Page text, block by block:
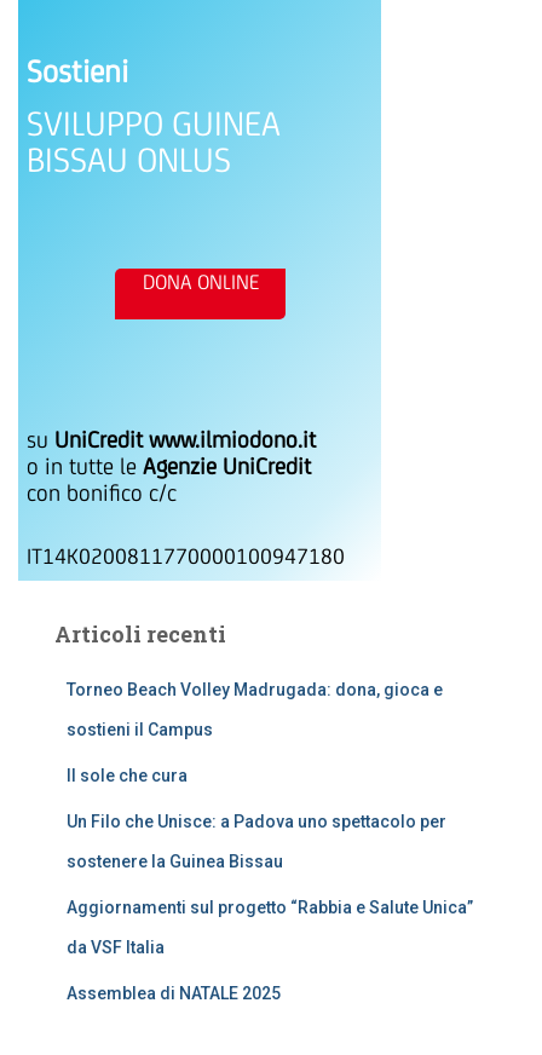
Sostieni
SVILUPPO GUINEA
BISSAU ONLUS
su UniCredit www.ilmiodono.it
o in tutte le Agenzie UniCredit
con bonifico c/c
IT14K0200811770000100947180
DONA ONLINE
Articoli recenti
Torneo Beach Volley Madrugada: dona, gioca e
sostieni il Campus
Il sole che cura
Un Filo che Unisce: a Padova uno spettacolo per
sostenere la Guinea Bissau
Aggiornamenti sul progetto “Rabbia e Salute Unica”
da VSF Italia
Assemblea di NATALE 2025